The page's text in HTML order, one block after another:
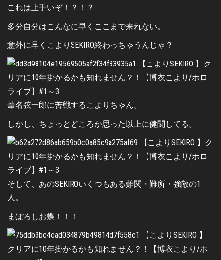
これは上手いぞ！？！？
多分自分はこんなに早くここまで来れない。
意外に早くこよりSEKIRO終わっちゃうんじゃ？
葦名弦一郎に苦戦するこよりちゃん。
しかし、ちょっとどころか思った以上に健闘してる。
そして、あのSEKIROいくつもある難関・難所・強敵の1
人。
まぼろしお蝶！！！